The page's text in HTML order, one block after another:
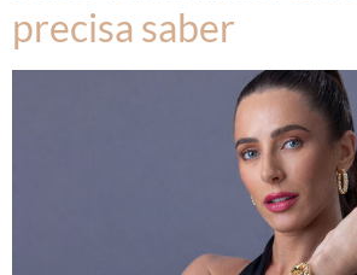
precisa saber